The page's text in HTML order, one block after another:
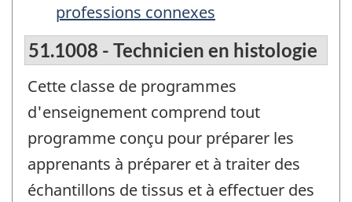
professions connexes
51.1008 - Technicien en histologie
Cette classe de programmes
d'enseignement comprend tout
programme conçu pour préparer les
apprenants à préparer et à traiter des
échantillons de tissus et à effectuer des